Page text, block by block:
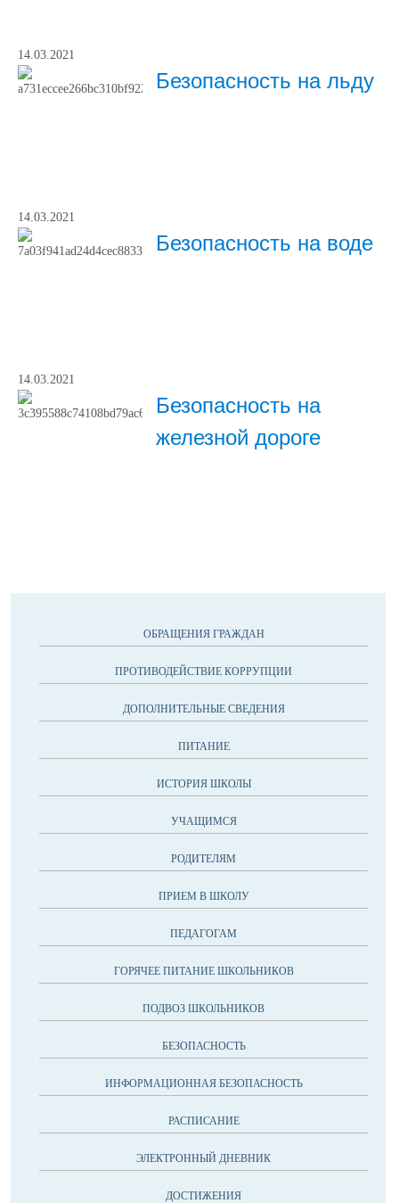
14.03.2021
Безопасность на льду
14.03.2021
Безопасность на воде
14.03.2021
Безопасность на
железной дороге
ОБРАЩЕНИЯ ГРАЖДАН
ПРОТИВОДЕЙСТВИЕ КОРРУПЦИИ
ДОПОЛНИТЕЛЬНЫЕ СВЕДЕНИЯ
ПИТАНИЕ
ИСТОРИЯ ШКОЛЫ
УЧАЩИМСЯ
РОДИТЕЛЯМ
ПРИЕМ В ШКОЛУ
ПЕДАГОГАМ
ГОРЯЧЕЕ ПИТАНИЕ ШКОЛЬНИКОВ
ПОДВОЗ ШКОЛЬНИКОВ
БЕЗОПАСНОСТЬ
ИНФОРМАЦИОННАЯ БЕЗОПАСНОСТЬ
РАСПИСАНИЕ
ЭЛЕКТРОННЫЙ ДНЕВНИК
ДОСТИЖЕНИЯ